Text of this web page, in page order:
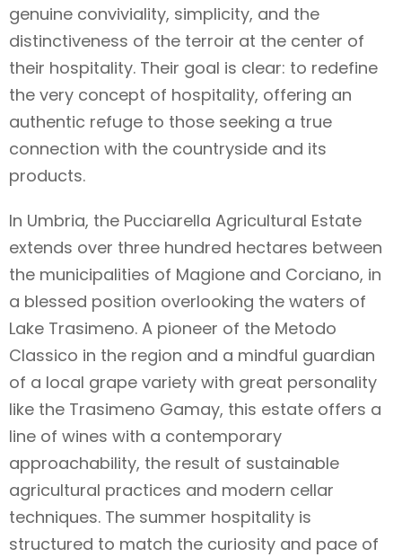
genuine conviviality, simplicity, and the
distinctiveness of the terroir at the center of
their hospitality. Their goal is clear: to redefine
the very concept of hospitality, offering an
authentic refuge to those seeking a true
connection with the countryside and its
products.
In Umbria, the Pucciarella Agricultural Estate
extends over three hundred hectares between
the municipalities of Magione and Corciano, in
a blessed position overlooking the waters of
Lake Trasimeno. A pioneer of the Metodo
Classico in the region and a mindful guardian
of a local grape variety with great personality
like the Trasimeno Gamay, this estate offers a
line of wines with a contemporary
approachability, the result of sustainable
agricultural practices and modern cellar
techniques. The summer hospitality is
structured to match the curiosity and pace of